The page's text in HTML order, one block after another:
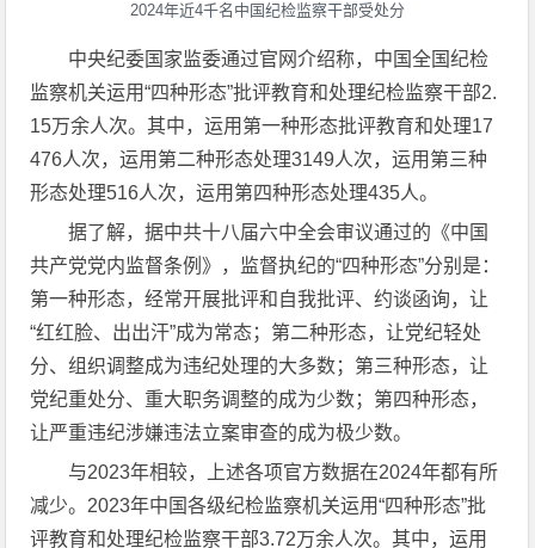
2024年近4千名中国纪检监察干部受处分
中央纪委国家监委通过官网介绍称，中国全国纪检
监察机关运用“四种形态”批评教育和处理纪检监察干部2.
15万余人次。其中，运用第一种形态批评教育和处理17
476人次，运用第二种形态处理3149人次，运用第三种
形态处理516人次，运用第四种形态处理435人。
据了解，据中共十八届六中全会审议通过的《中国
共产党党内监督条例》，监督执纪的“四种形态”分别是：
第一种形态，经常开展批评和自我批评、约谈函询，让
“红红脸、出出汗”成为常态；第二种形态，让党纪轻处
分、组织调整成为违纪处理的大多数；第三种形态，让
党纪重处分、重大职务调整的成为少数；第四种形态，
让严重违纪涉嫌违法立案审查的成为极少数。
与2023年相较，上述各项官方数据在2024年都有所
减少。2023年中国各级纪检监察机关运用“四种形态”批
评教育和处理纪检监察干部3.72万余人次。其中，运用